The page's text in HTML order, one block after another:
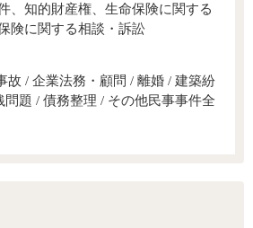
、知的財産権、生命保険に関する
険に関する相談・訴訟
故 / 企業法務・顧問 / 離婚 / 建築紛
問題 / 債務整理 / その他民事事件全